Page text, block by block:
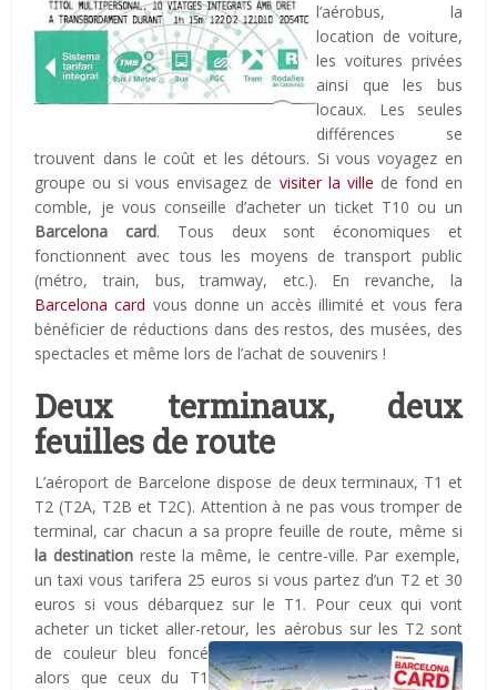
l’aérobus, la
location de voiture,
les voitures privées
ainsi que les bus
locaux. Les seules
différences se
trouvent dans le coût et les détours. Si vous voyagez en
groupe ou si vous envisagez de visiter la ville de fond en
comble, je vous conseille d’acheter un ticket T10 ou un
Barcelona card. Tous deux sont économiques et
fonctionnent avec tous les moyens de transport public
(métro, train, bus, tramway, etc.). En revanche, la
Barcelona card vous donne un accès illimité et vous fera
bénéficier de réductions dans des restos, des musées, des
spectacles et même lors de l’achat de souvenirs !
Deux terminaux, deux
feuilles de route
L’aéroport de Barcelone dispose de deux terminaux, T1 et
T2 (T2A, T2B et T2C). Attention à ne pas vous tromper de
terminal, car chacun a sa propre feuille de route, même si
la destinationreste la même, le centre-ville. Par exemple,
un taxi vous tarifera 25 euros si vous partez d’un T2 et 30
euros si vous débarquez sur le T1. Pour ceux qui vont
acheter un ticket aller-retour, les aérobus sur les T2 sont
de couleurbleu foncé
alors que ceux du T1